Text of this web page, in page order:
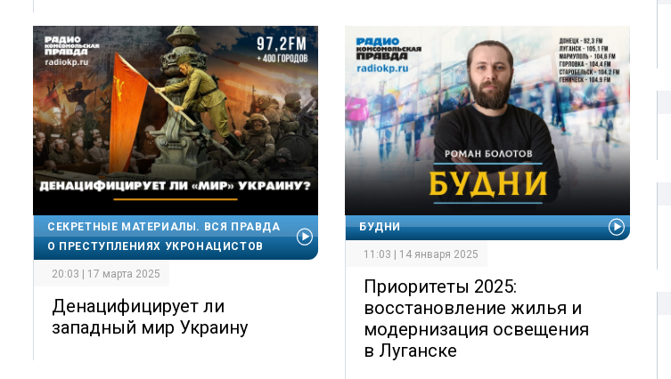
СЕКРЕТНЫЕ МАТЕРИАЛЫ. ВСЯ ПРАВДА
О ПРЕСТУПЛЕНИЯХ УКРОНАЦИСТОВ
20:03 | 17 марта 2025
Денацифицирует ли
западный мир Украину
БУДНИ
11:03 | 14 января 2025
Приоритеты 2025:
восстановление жилья и
модернизация освещения
в Луганске